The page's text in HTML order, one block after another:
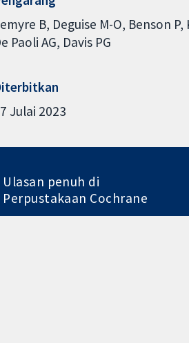
B Deguise M-O Benson P
Paoli AG Davis PG
Julai 2023
Ulasan penuh di
Perpustakaan Cochrane